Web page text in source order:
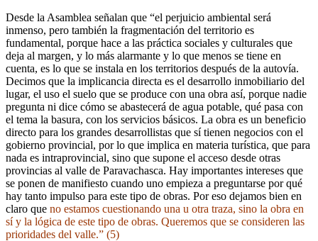
Desde la Asamblea señalan que “el perjuicio ambiental será
inmenso, pero también la fragmentación del territorio es
fundamental, porque hace a las práctica sociales y culturales que
deja al margen, y lo más alarmante y lo que menos se tiene en
cuenta, es lo que se instala en los territorios después de la autovía.
Decimos que la implicancia directa es el desarrollo inmobiliario del
lugar, el uso el suelo que se produce con una obra así, porque nadie
pregunta ni dice cómo se abastecerá de agua potable, qué pasa con
el tema la basura, con los servicios básicos. La obra es un beneficio
directo para los grandes desarrollistas que sí tienen negocios con el
gobierno provincial, por lo que implica en materia turística, que para
nada es intraprovincial, sino que supone el acceso desde otras
provincias al valle de Paravachasca. Hay importantes intereses que
se ponen de manifiesto cuando uno empieza a preguntarse por qué
hay tanto impulso para este tipo de obras. Por eso dejamos bien en
claro que no estamos cuestionando una u otra traza, sino la obra en
sí y la lógica de este tipo de obras. Queremos que se consideren las
prioridades del valle.” (5)